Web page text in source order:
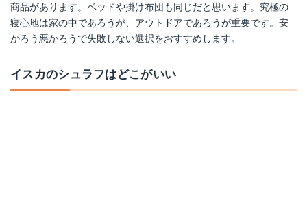
商品があります。ベッドや掛け布団も同じだと思います。究極の
寝心地は家の中であろうが、アウトドアであろうが重要です。安
かろう悪かろうで失敗しない選択をおすすめします。
イスカのシュラフはどこがいい